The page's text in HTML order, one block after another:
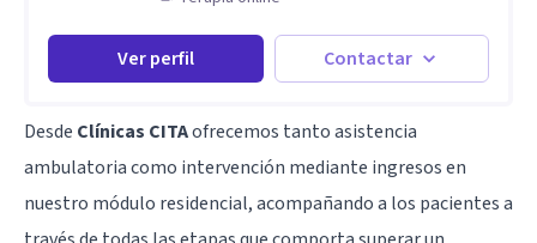
Ver perfil Contactar
Desde Clínicas CITAofrecemos tanto asistencia
ambulatoria como intervención mediante ingresos en
nuestro módulo residencial, acompañando a los pacientes a